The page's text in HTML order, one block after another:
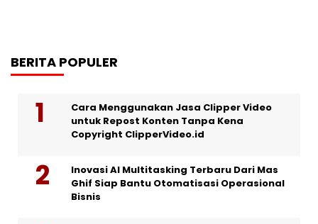
BERITA POPULER
Cara Menggunakan Jasa Clipper Video
untuk Repost Konten Tanpa Kena
Copyright ClipperVideo.id
Inovasi AI Multitasking Terbaru Dari Mas
Ghif Siap Bantu Otomatisasi Operasional
Bisnis